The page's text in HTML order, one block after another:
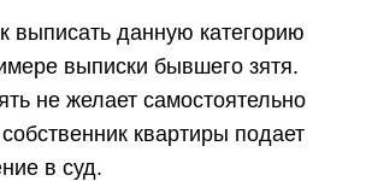
выписать данную категорию
выписки бывшего зятя.
не желает самостоятельно
квартиры подает
в суд.